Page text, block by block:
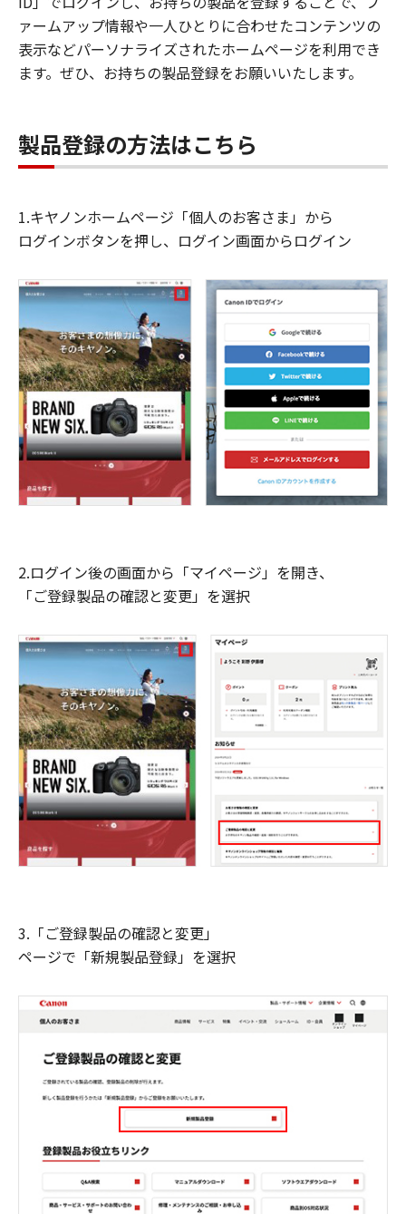
ァームアップ情報や一人ひとりに合わせたコンテンツの
表示などパーソナライズされたホームページを利用でき
ます。ぜひ、お持ちの製品登録をお願いいたします。
製品登録の方法はこちら
1.キヤノンホームページ「個人のお客さま」から
ログインボタンを押し、ログイン画面からログイン
2.ログイン後の画面から「マイページ」を開き、
「ご登録製品の確認と変更」を選択
3.「ご登録製品の確認と変更」
ページで「新規製品登録」を選択